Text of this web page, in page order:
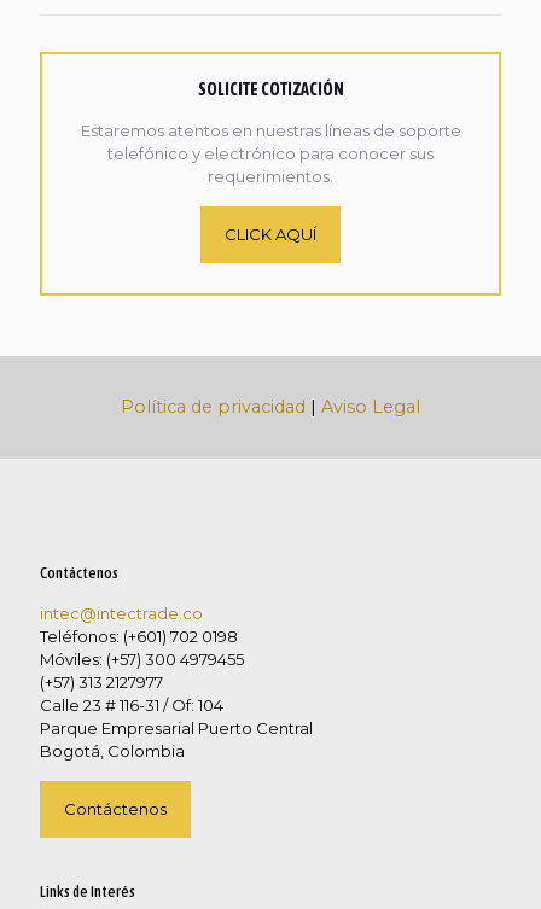
SOLICITE COTIZACIÓN
Estaremos atentos en nuestras líneas de soporte
telefónico y electrónico para conocer sus
requerimientos.
CLICK AQUÍ
Política de privacidad | Aviso Legal
Contáctenos
intec@intectrade.co
Teléfonos: (+601) 702 0198
Móviles: (+57) 300 4979455
(+57) 313 2127977
Calle 23 # 116-31 / Of: 104
Parque Empresarial Puerto Central
Bogotá, Colombia
Contáctenos
Links de Interés